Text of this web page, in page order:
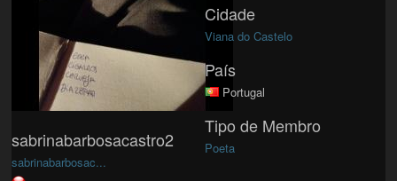
sabrinabarbosacastro2
sabrinabarbosac...
Cidade
Viana do Castelo
País
Portugal
Tipo de Membro
Poeta